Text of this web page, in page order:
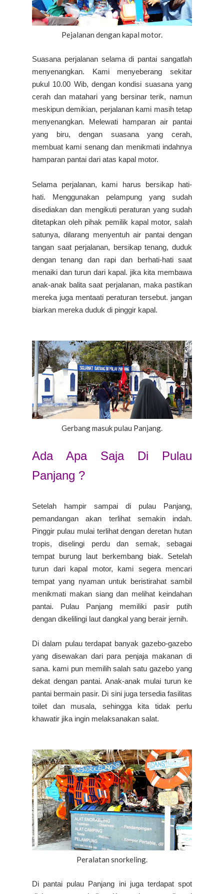
Pejalanan dengan kapal motor.
Suasana perjalanan selama di pantai sangatlah
menyenangkan. Kami menyeberang sekitar
pukul 10.00 Wib, dengan kondisi suasana yang
cerah dan matahari yang bersinar terik, namun
meskipun demikian, perjalanan kami masih tetap
menyenangkan. Melewati hamparan air pantai
yang biru, dengan suasana yang cerah,
membuat kami senang dan menikmati indahnya
hamparan pantai dari atas kapal motor.
Selama perjalanan, kami harus bersikap hati-
hati. Menggunakan pelampung yang sudah
disediakan dan mengikuti peraturan yang sudah
ditetapkan oleh pihak pemilik kapal motor, salah
satunya, dilarang menyentuh air pantai dengan
tangan saat perjalanan, bersikap tenang, duduk
dengan tenang dan rapi dan berhati-hati saat
menaiki dan turun dari kapal. jika kita membawa
anak-anak balita saat perjalanan, maka pastikan
mereka juga mentaati peraturan tersebut. jangan
biarkan mereka duduk di pinggir kapal.
Gerbang masuk pulau Panjang.
Ada Apa Saja Di Pulau
Panjang ?
Setelah hampir sampai di pulau Panjang,
pemandangan akan terlihat semakin indah.
Pinggir pulau mulai terlihat dengan deretan hutan
tropis, diselingi perdu dan semak, sebagai
tempat burung laut berkembang biak. Setelah
turun dari kapal motor, kami segera mencari
tempat yang nyaman untuk beristirahat sambil
menikmati makan siang dan melihat keindahan
pantai. Pulau Panjang memiliki pasir putih
dengan dikelilingi laut dangkal yang berair jernih.
Di dalam pulau terdapat banyak gazebo-gazebo
yang disewakan dari para penjaja makanan di
sana. kami pun memilih salah satu gazebo yang
dekat dengan pantai. Anak-anak mulai turun ke
pantai bermain pasir. Di sini juga tersedia fasilitas
toilet dan musala, sehingga kita tidak perlu
khawatir jika ingin melaksanakan salat.
Peralatan snorkeling.
Di pantai pulau Panjang ini juga terdapat spot